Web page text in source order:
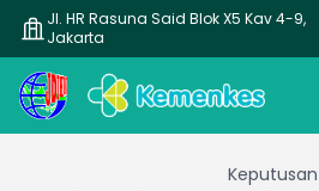
Jl. HR Rasuna Said Blok X5 Kav 4-9,
Jakarta